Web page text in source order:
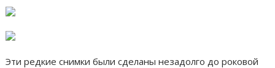
Эти редкие снимки были сделаны незадолго до роковой